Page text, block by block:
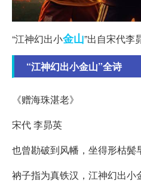
“江神幻出小金山”出自宋代李
“江神幻出小金山”全诗
《赠海珠湛老》
宋代 李昴英
也曾勘破到风幡，坐得形枯鬓
衲子指为真铁汉，江神幻出小